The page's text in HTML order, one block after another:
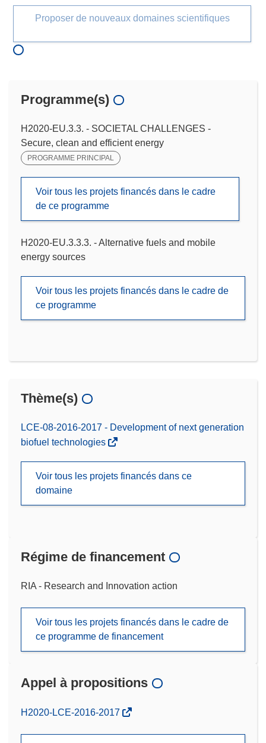
Proposer de nouveaux domaines scientifiques
Programme(s)
H2020-EU.3.3. - SOCIETAL CHALLENGES -
Secure, clean and efficient energy
PROGRAMME PRINCIPAL
Voir tous les projets financés dans le cadre
de ce programme
H2020-EU.3.3.3. - Alternative fuels and mobile
energy sources
Voir tous les projets financés dans le cadre de
ce programme
Thème(s)
LCE-08-2016-2017 - Development of next generation
biofuel technologies
Voir tous les projets financés dans ce
domaine
Régime de financement
RIA - Research and Innovation action
Voir tous les projets financés dans le cadre de
ce programme de financement
Appel à propositions
(s’ouvre
H2020-LCE-2016-2017